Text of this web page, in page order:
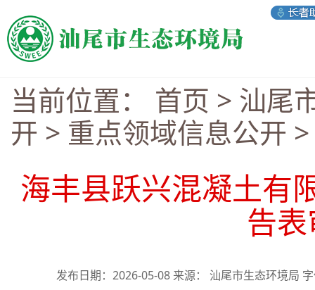
当前位置： 首页 > 汕尾
开 > 重点领域信息公开
海丰县跃兴混凝土有
告
发布日期：2026-05-08 来源： 汕尾市生态环境局